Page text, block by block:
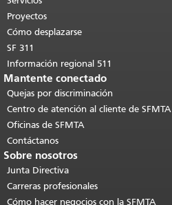
contenido principal
Proyectos
Cómo desplazarse
SF 311
Información regional 511
Mantente conectado
Quejas por discriminación
Centro de atención al cliente de SFMTA
Oficinas de SFMTA
Contáctanos
Sobre nosotros
Junta Directiva
Carreras profesionales
Cómo hacer negocios con la SFMTA